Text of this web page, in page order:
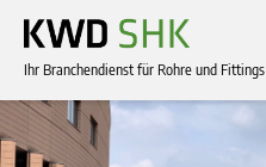
Ihr Branchendienst für Rohre und Fittings